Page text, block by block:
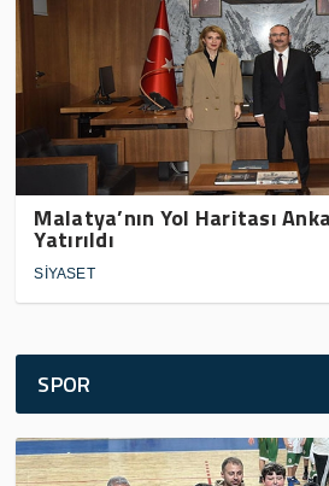
Malatya’nın Yol Haritası
Yatırıldı
SİYASET
SPOR